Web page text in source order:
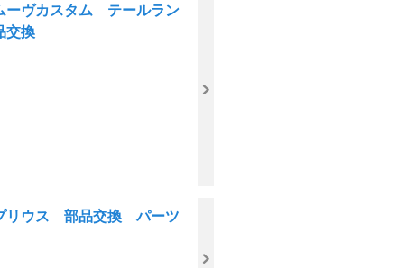
ヴカスタム テールラン
換
ウス 部品交換 パーツ